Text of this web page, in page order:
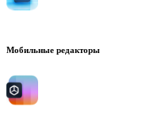
Мобильные редакторы